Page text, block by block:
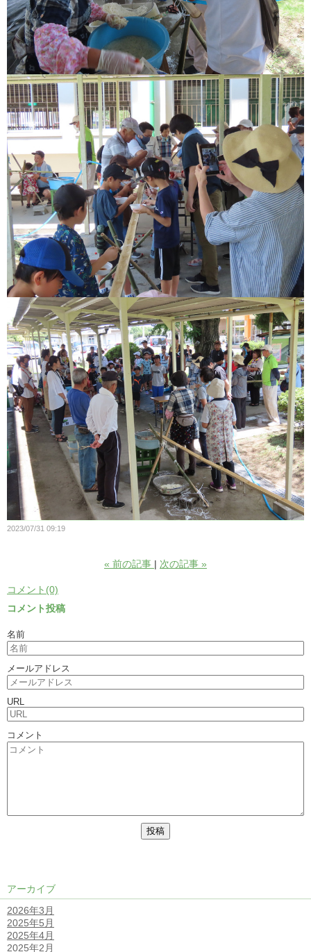
2023/07/31 09:19
« 前の記事 次の記事 »
コメント(0)
コメント投稿
名前
メールアドレス
URL
コメント
アーカイブ
2026年3月
2025年5月
2025年4月
2025年2月